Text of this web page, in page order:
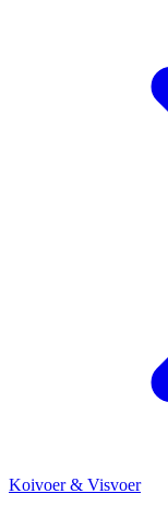
Koivoer & Visvoer